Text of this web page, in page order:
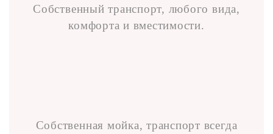
Собственный транспорт, любого вида,
комфорта и вместимости.
Собственная мойка, транспорт всегда